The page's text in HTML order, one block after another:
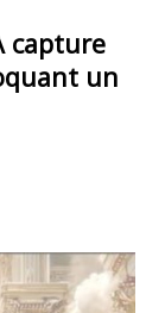
capture
un